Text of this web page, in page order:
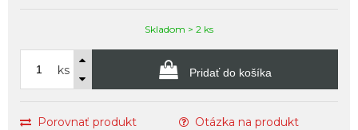
Skladom > 2 ks
ks Pridať do košíka
Porovnať produkt Otázka na produkt